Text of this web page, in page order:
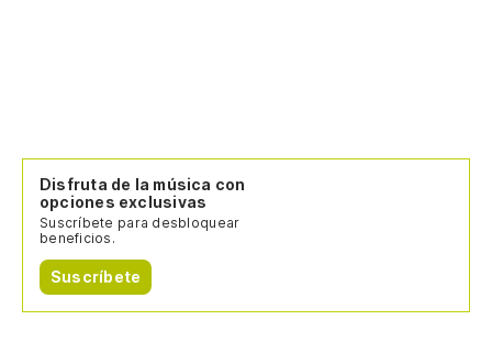
Disfruta de la música con
opciones exclusivas
Suscríbete para desbloquear
beneficios.
Suscríbete